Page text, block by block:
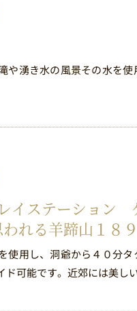
や湧き水の風景その水を
イステーション
れる羊蹄山１８
使用し、洞爺から４０分
ド可能です。近郊には美し